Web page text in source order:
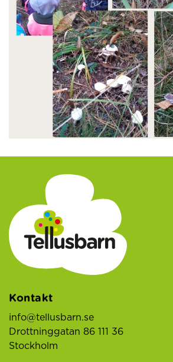
Kontakt
info@tellusbarn.se
Drottninggatan 86 111 36
Stockholm